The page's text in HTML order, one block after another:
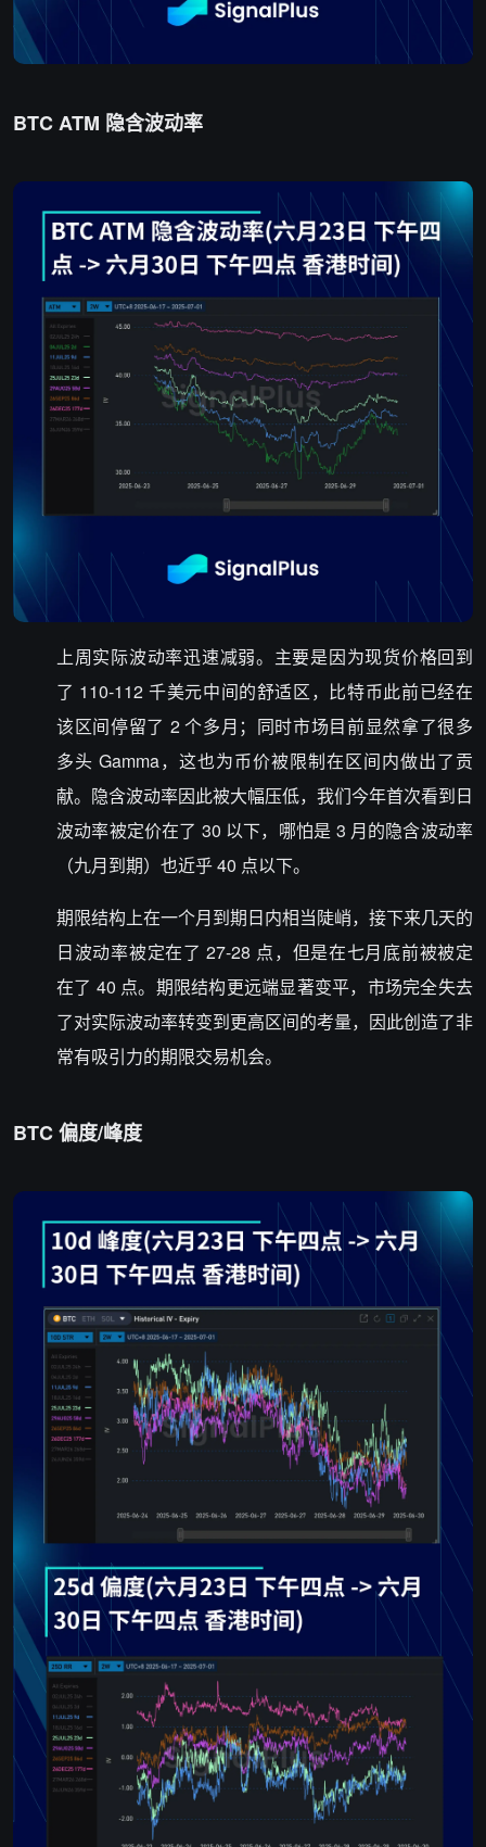
BTC ATM 隐含波动率
上周实际波动率迅速减弱。主要是因为现货价格回到
了 110-112 千美元中间的舒适区，比特币此前已经在
该区间停留了 2 个多月；同时市场目前显然拿了很多
多头 Gamma，这也为币价被限制在区间内做出了贡
献。隐含波动率因此被大幅压低，我们今年首次看到日
波动率被定价在了 30 以下，哪怕是 3 月的隐含波动率
（九月到期）也近乎 40 点以下。
期限结构上在一个月到期日内相当陡峭，接下来几天的
日波动率被定在了 27-28 点，但是在七月底前被被定
在了 40 点。期限结构更远端显著变平，市场完全失去
了对实际波动率转变到更高区间的考量，因此创造了非
常有吸引力的期限交易机会。
BTC 偏度/峰度